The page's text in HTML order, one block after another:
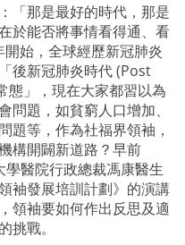
「那是最好的時代，那是
於能否將事情看得通、看
始，全球經歷新冠肺炎
後新冠肺炎時代 (Post
態」，現在大家都習以為
題，如貧窮人口增加、
題等，作為社福界領袖，
構開闢新道路？早前
醫院行政總裁馮康醫生
袖發展培訓計劃》的演講
領袖要如何作出反思及適
挑戰。